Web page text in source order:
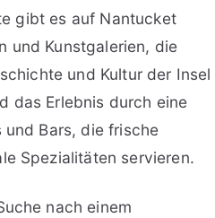
gibt es auf Nantucket
und Kunstgalerien, die
und Kultur der Insel
das Erlebnis durch eine
und Bars, die frische
Spezialitäten servieren.
nach einem